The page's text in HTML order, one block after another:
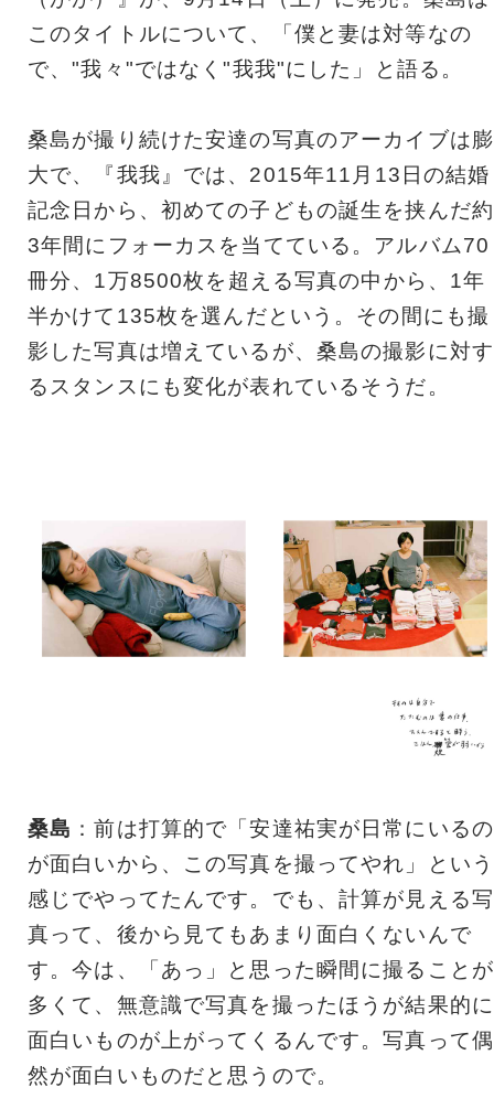
このタイトルについて、「僕と妻は対等なの
で、"我々"ではなく"我我"にした」と語る。
桑島が撮り続けた安達の写真のアーカイブは膨
大で、『我我』では、2015年11月13日の結婚
記念日から、初めての子どもの誕生を挟んだ約
3年間にフォーカスを当てている。アルバム70
冊分、1万8500枚を超える写真の中から、1年
半かけて135枚を選んだという。その間にも撮
影した写真は増えているが、桑島の撮影に対す
るスタンスにも変化が表れているそうだ。
桑島 ：前は打算的で「安達祐実が日常にいるの
が面白いから、この写真を撮ってやれ」という
感じでやってたんです。でも、計算が見える写
真って、後から見てもあまり面白くないんで
す。今は、「あっ」と思った瞬間に撮ることが
多くて、無意識で写真を撮ったほうが結果的に
面白いものが上がってくるんです。写真って偶
然が面白いものだと思うので。